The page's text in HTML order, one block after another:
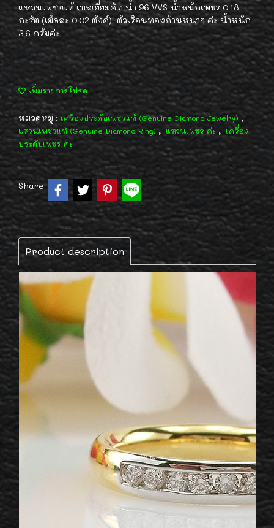
แหวนเพชรแท้ เบลเยี่ยมคัท น้ำ 96 VVS น้ำหนักเพชร 0.18
กะรัต (เม็ดละ 0.02 ตังค์) ตัวเรือนทองก้านหนาๆ ค่ะ น้ำหนัก
3.6 กรัมค่ะ
เพิ่มรายการโปรด
หมวดหมู่ : เครื่องประดับเพชรแท้ (Genuine Diamond Jewelry) ,
แหวนเพชรแท้ (Genuine Diamond Ring) , แหวนเพชร ค่ะ , เครื่อง
ประดับเพชร ค่ะ
Share
Product description